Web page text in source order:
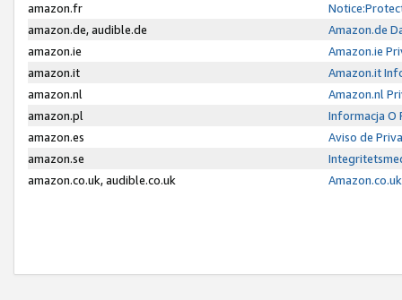
amazon.fr
amazon.de, audible.de
Amazon.de
amazon.ie
Amazon.ie
amazon.it
Amazon.it
amazon.nl
Amazon.nl
amazon.pl
Informacja O
amazon.es
Aviso de
amazon.se
amazon.co.uk, audible.co.uk